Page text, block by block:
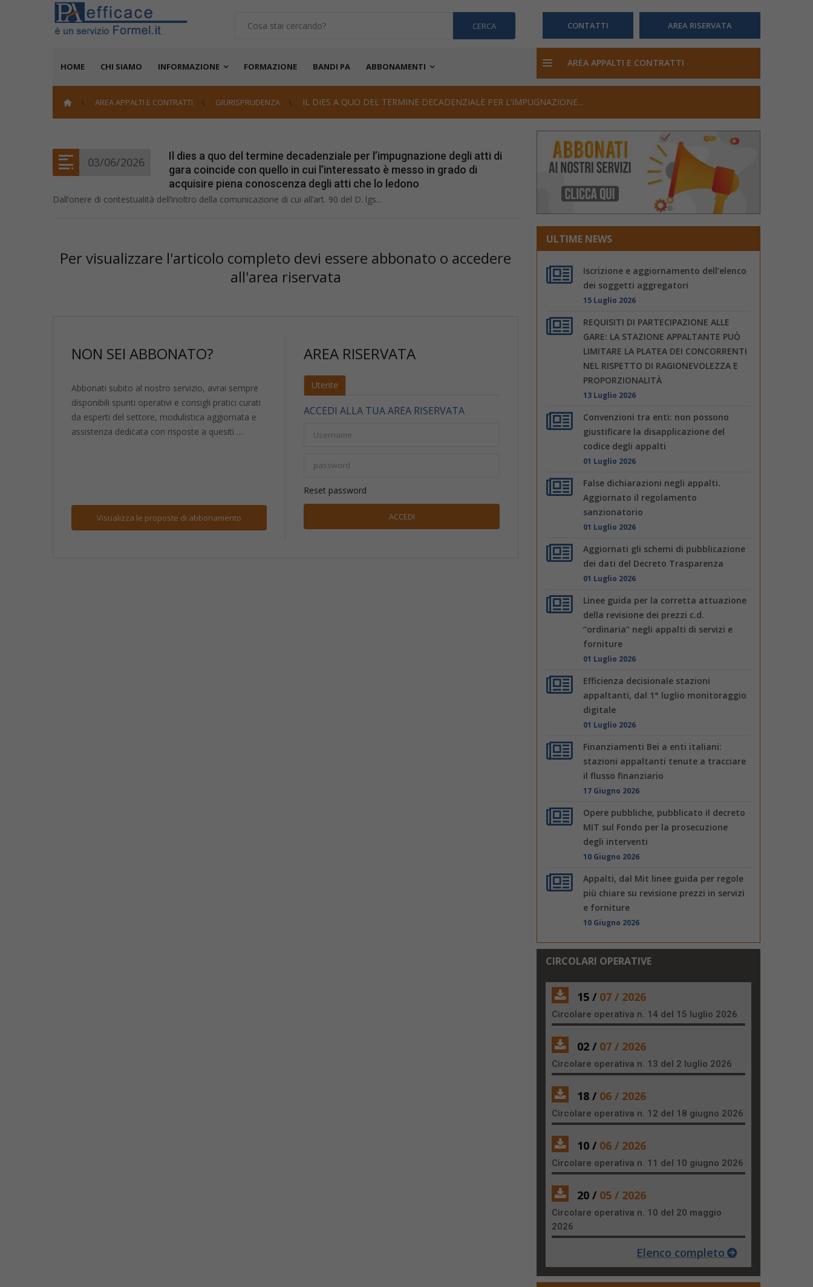
CERCA CONTATTI AREA RISERVATA
HOME CHI SIAMO INFORMAZIONE FORMAZIONE BANDI PA ABBONAMENTI AREA APPALTI E CONTRATTI
AREA APPALTI E CONTRATTI GIURISPRUDENZA IL DIES A QUO DEL TERMINE DECADENZIALE PER L’IMPUGNAZIONE...
03/06/2026
Il dies a quo del termine decadenziale per l’impugnazione degli atti di
gara coincide con quello in cui l’interessato è messo in grado di
acquisire piena conoscenza degli atti che lo ledono
Dall’onere di contestualità dell’inoltro della comunicazione di cui all’art. 90 del D. lgs...
Per visualizzare l'articolo completo devi essere abbonato o accedere
all'area riservata
NON SEI ABBONATO?
Abbonati subito al nostro servizio, avrai sempre
disponibili spunti operativi e consigli pratici curati
da esperti del settore, modulistica aggiornata e
assistenza dedicata con risposte a quesiti …
Visualizza le proposte di abbonamento
AREA RISERVATA
Utente
ACCEDI ALLA TUA AREA RISERVATA
Reset password
ULTIME NEWS
Iscrizione e aggiornamento dell’elenco
dei soggetti aggregatori
15 Luglio 2026
REQUISITI DI PARTECIPAZIONE ALLE
GARE: LA STAZIONE APPALTANTE PUÒ
LIMITARE LA PLATEA DEI CONCORRENTI
NEL RISPETTO DI RAGIONEVOLEZZA E
PROPORZIONALITÀ
13 Luglio 2026
Convenzioni tra enti: non possono
giustificare la disapplicazione del
codice degli appalti
01 Luglio 2026
False dichiarazioni negli appalti.
Aggiornato il regolamento
sanzionatorio
01 Luglio 2026
Aggiornati gli schemi di pubblicazione
dei dati del Decreto Trasparenza
01 Luglio 2026
Linee guida per la corretta attuazione
della revisione dei prezzi c.d.
“ordinaria” negli appalti di servizi e
forniture
01 Luglio 2026
Efficienza decisionale stazioni
appaltanti, dal 1° luglio monitoraggio
digitale
01 Luglio 2026
Finanziamenti Bei a enti italiani:
stazioni appaltanti tenute a tracciare
il flusso finanziario
17 Giugno 2026
Opere pubbliche, pubblicato il decreto
MIT sul Fondo per la prosecuzione
degli interventi
10 Giugno 2026
Appalti, dal Mit linee guida per regole
più chiare su revisione prezzi in servizi
e forniture
10 Giugno 2026
CIRCOLARI OPERATIVE
15 / 07 / 2026
Circolare operativa n. 14 del 15 luglio 2026
02 / 07 / 2026
Circolare operativa n. 13 del 2 luglio 2026
18 / 06 / 2026
Circolare operativa n. 12 del 18 giugno 2026
10 / 06 / 2026
Circolare operativa n. 11 del 10 giugno 2026
20 / 05 / 2026
Circolare operativa n. 10 del 20 maggio
2026
Elenco completo